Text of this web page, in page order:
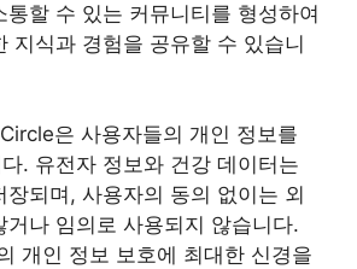
통할 수 있는 커뮤니티를 형성하여
지식과 경험을 공유할 수 있습니
은 사용자들의 개인 정보를
. 유전자 정보와 건강 데이터는
장되며, 사용자의 동의 없이는 외
거나 임의로 사용되지 않습니다.
개인 정보 보호에 최대한 신경을